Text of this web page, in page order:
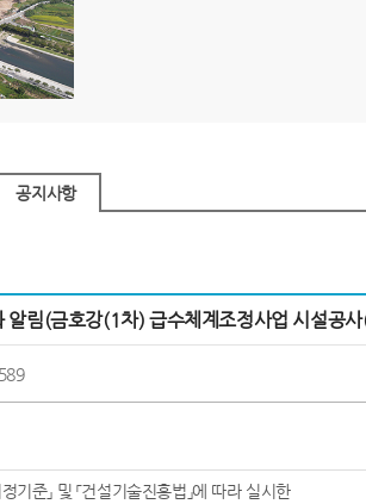
공지사항
알림(금호강(1차) 급수체계조정사업 시설공
589
준」 및 「건설기술진흥법」에 따라 실시한